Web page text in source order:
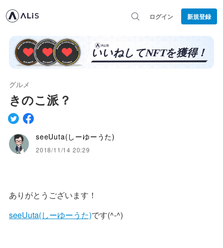
ログイン 新規登録
グルメ
きのこ派？
seeUuta(しーゆーうた)
2018/11/14 20:29
ありがとうございます！
seeUuta(しーゆーうた)です(^-^)